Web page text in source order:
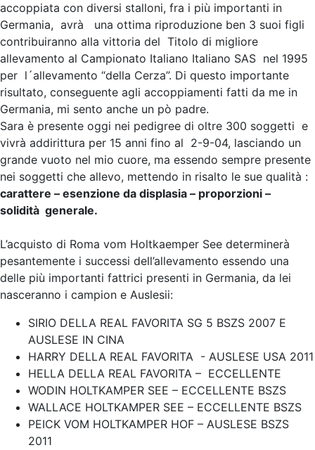
accoppiata con diversi stalloni, fra i più importanti in
Germania, avrà una ottima riproduzione ben 3 suoi figli
contribuiranno alla vittoria del Titolo di migliore
allevamento al Campionato Italiano Italiano SAS nel 1995
per l´allevamento “della Cerza”. Di questo importante
risultato, conseguente agli accoppiamenti fatti da me in
Germania, mi sento anche un pò padre.
Sara è presente oggi nei pedigree di oltre 300 soggetti e
vivrà addirittura per 15 anni fino al 2-9-04, lasciando un
grande vuoto nel mio cuore, ma essendo sempre presente
nei soggetti che allevo, mettendo in risalto le sue qualità :
carattere – esenzione da displasia – proporzioni –
solidità generale.
L’acquisto di Roma vom Holtkaemper See determinerà
pesantemente i successi dell’allevamento essendo una
delle più importanti fattrici presenti in Germania, da lei
nasceranno i campion e Auslesii:
SIRIO DELLA REAL FAVORITA SG 5 BSZS 2007 E
AUSLESE IN CINA
HARRY DELLA REAL FAVORITA - AUSLESE USA 2011
HELLA DELLA REAL FAVORITA – ECCELLENTE
WODIN HOLTKAMPER SEE – ECCELLENTE BSZS
WALLACE HOLTKAMPER SEE – ECCELLENTE BSZS
PEICK VOM HOLTKAMPER HOF – AUSLESE BSZS
2011